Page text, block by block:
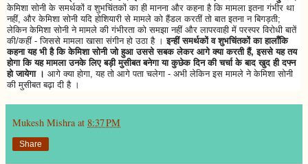
केमिशा सोनी के समर्थकों व शुभचिंतकों का ही मानना और कहना है कि मामला इतना गंभीर था
नहीं, और केमिशा सोनी यदि होशियारी से मामले को हैंडल करतीं तो बात इतना न बिगड़ती;
लेकिन केमिशा सोनी ने मामले की गंभीरता को समझा नहीं और लापरवाही में परस्पर विरोधी बातें
की/कहीं - जिससे मामला खासा संगीन हो उठा है ।इन्हीं समर्थकों व शुभचिंतकों का हालाँकि
कहना यह भी है कि केमिशा सोनी जो हुआ उससे सबक लेकर आगे क्या करती हैं, इससे यह तय
होगा कि यह मामला उनके लिए बड़ी मुसीबत बनेगा या कुछेक दिन की चर्चा के बाद खुद ही दफ्न
हो जायेगा । आगे क्या होगा, यह तो आगे पता चलेगा - अभी लेकिन इस मामले ने केमिशा सोनी
की मुसीबत बढ़ा दी है ।
Mukesh Mishra at 8:37 PM
Share